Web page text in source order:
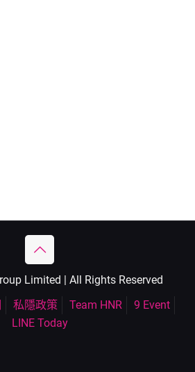
Limited | All Rights Reserved
私隱政策 Team HNR
9 Event
LINE Today